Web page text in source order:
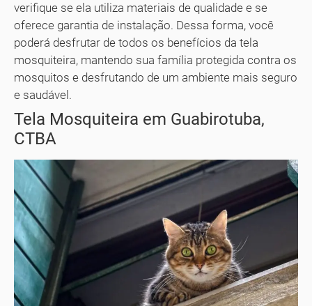
verifique se ela utiliza materiais de qualidade e se
oferece garantia de instalação. Dessa forma, você
poderá desfrutar de todos os benefícios da tela
mosquiteira, mantendo sua família protegida contra os
mosquitos e desfrutando de um ambiente mais seguro
e saudável.
Tela Mosquiteira em Guabirotuba,
CTBA